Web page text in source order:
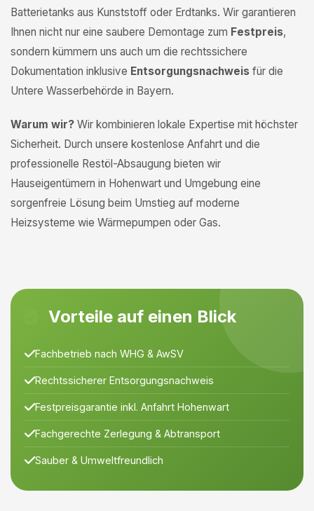
Batterietanks aus Kunststoff oder Erdtanks. Wir garantieren
Ihnen nicht nur eine saubere Demontage zum Festpreis,
sondern kümmern uns auch um die rechtssichere
Dokumentation inklusive Entsorgungsnachweis für die
Untere Wasserbehörde in Bayern.
Warum wir? Wir kombinieren lokale Expertise mit höchster
Sicherheit. Durch unsere kostenlose Anfahrt und die
professionelle Restöl-Absaugung bieten wir
Hauseigentümern in Hohenwart und Umgebung eine
sorgenfreie Lösung beim Umstieg auf moderne
Heizsysteme wie Wärmepumpen oder Gas.
Vorteile auf einen Blick
Fachbetrieb nach WHG & AwSV
Rechtssicherer Entsorgungsnachweis
Festpreisgarantie inkl. Anfahrt Hohenwart
Fachgerechte Zerlegung & Abtransport
Sauber & Umweltfreundlich